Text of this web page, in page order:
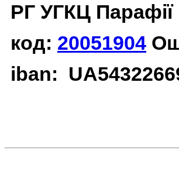
РГ УГКЦ
код: 20051904
iban: